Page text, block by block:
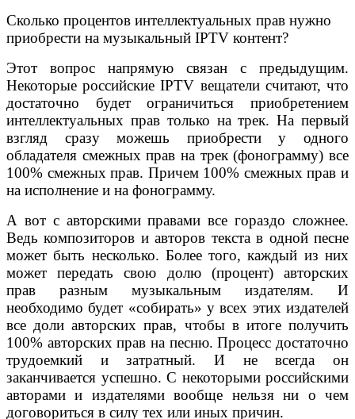
Сколько процентов интеллектуальных прав нужно
приобрести на музыкальный IPTV контент?
Этот вопрос напрямую связан с предыдущим.
Некоторые российские IPTV вещатели считают, что
достаточно будет ограничиться приобретением
интеллектуальных прав только на трек. На первый
взгляд сразу можешь приобрести у одного
обладателя смежных прав на трек (фонограмму) все
100% смежных прав. Причем 100% смежных прав и
на исполнение и на фонограмму.
А вот с авторскими правами все гораздо сложнее.
Ведь композиторов и авторов текста в одной песне
может быть несколько. Более того, каждый из них
может передать свою долю (процент) авторских
прав разным музыкальным издателям. И
необходимо будет «собирать» у всех этих издателей
все доли авторских прав, чтобы в итоге получить
100% авторских прав на песню. Процесс достаточно
трудоемкий и затратный. И не всегда он
заканчивается успешно. С некоторыми российскими
авторами и издателями вообще нельзя ни о чем
договориться в силу тех или иных причин.